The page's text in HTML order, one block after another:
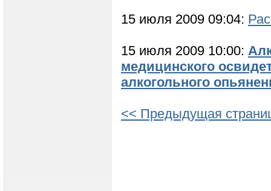
15 июля 2009 09:04:
15 июля 2009 10:00:
медицинского
алкогольного
<< Предыдущая